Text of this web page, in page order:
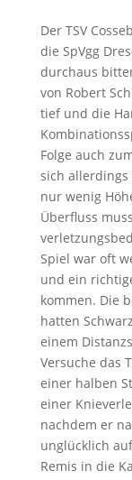
Der TSV
die SpVgg
durchaus
von Robert
tief und die
Folge auch
sich
nur wenig
Überfluss
Spiel war oft
und ein
kommen. Die
hatten
einem
Versuche das
einer halben
einer
nachdem er
unglücklich
Remis in die